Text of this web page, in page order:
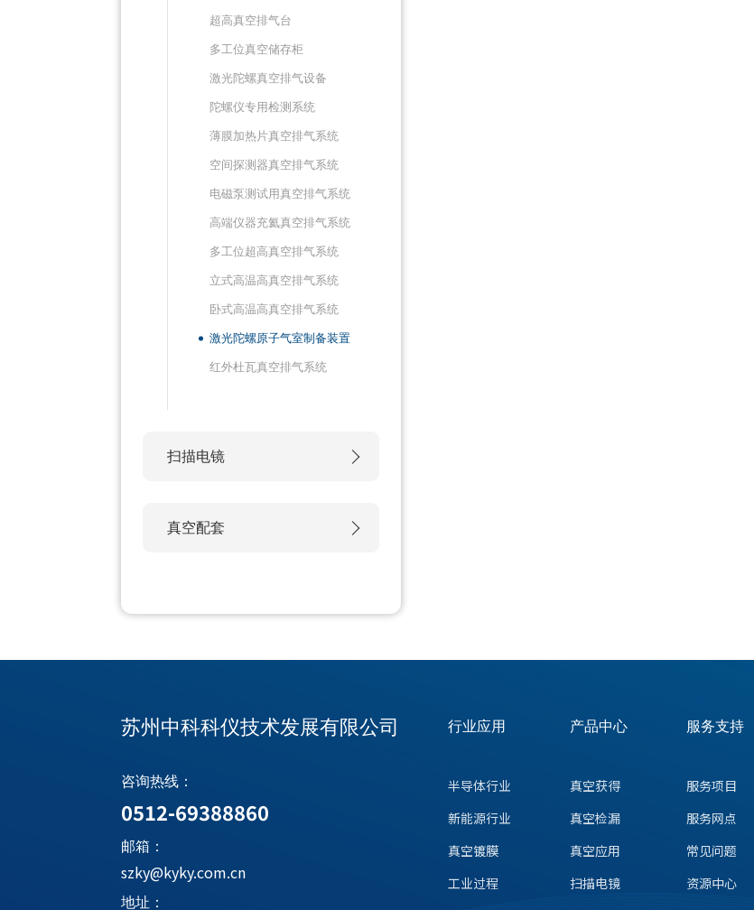
超高真空排气台
多工位真空储存柜
激光陀螺真空排气设备
陀螺仪专用检测系统
薄膜加热片真空排气系统
空间探测器真空排气系统
电磁泵测试用真空排气系统
高端仪器充氦真空排气系统
多工位超高真空排气系统
立式高温高真空排气系统
卧式高温高真空排气系统
激光陀螺原子气室制备装置
红外杜瓦真空排气系统
扫描电镜
真空配套
苏州中科科仪技术发展有限公司
咨询热线：
0512-69388860
邮箱：
szky@kyky.com.cn
地址：
行业应用
半导体行业
新能源行业
真空镀膜
工业过程
产品中心
真空获得
真空检漏
真空应用
扫描电镜
服务支持
服务项目
服务网点
常见问题
资源中心